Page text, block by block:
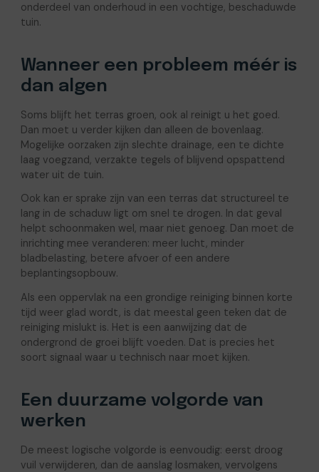
onderdeel van onderhoud in een vochtige, beschaduwde
tuin.
Wanneer een probleem méér is
dan algen
Soms blijft het terras groen, ook al reinigt u het goed.
Dan moet u verder kijken dan alleen de bovenlaag.
Mogelijke oorzaken zijn slechte drainage, een te dichte
laag voegzand, verzakte tegels of blijvend opspattend
water uit de tuin.
Ook kan er sprake zijn van een terras dat structureel te
lang in de schaduw ligt om snel te drogen. In dat geval
helpt schoonmaken wel, maar niet genoeg. Dan moet de
inrichting mee veranderen: meer lucht, minder
bladbelasting, betere afvoer of een andere
beplantingsopbouw.
Als een oppervlak na een grondige reiniging binnen korte
tijd weer glad wordt, is dat meestal geen teken dat de
reiniging mislukt is. Het is een aanwijzing dat de
ondergrond de groei blijft voeden. Dat is precies het
soort signaal waar u technisch naar moet kijken.
Een duurzame volgorde van
werken
De meest logische volgorde is eenvoudig: eerst droog
vuil verwijderen, dan de aanslag losmaken, vervolgens